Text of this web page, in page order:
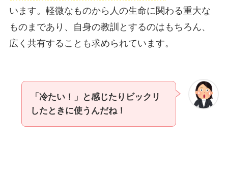
います。軽微なものから人の生命に関わる重大な
ものまであり、自身の教訓とするのはもちろん、
広く共有することも求められています。
「冷たい！」と感じたりビックリ
したときに使うんだね！